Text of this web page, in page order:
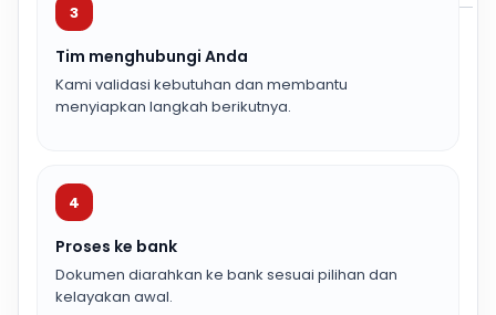
3
Tim menghubungi Anda
Kami validasi kebutuhan dan membantu
menyiapkan langkah berikutnya.
4
Proses ke bank
Dokumen diarahkan ke bank sesuai pilihan dan
kelayakan awal.